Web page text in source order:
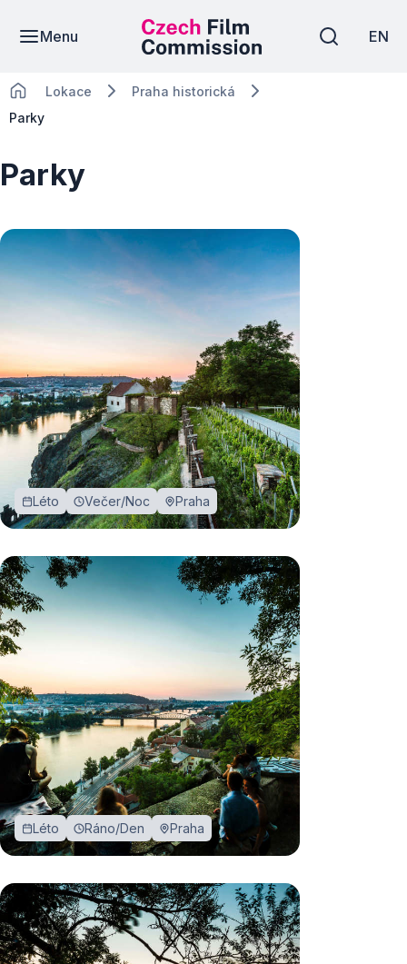
Menu EN
Lokace
Praha historická
Parky
Parky
Léto Večer/Noc Praha
Léto Ráno/Den Praha